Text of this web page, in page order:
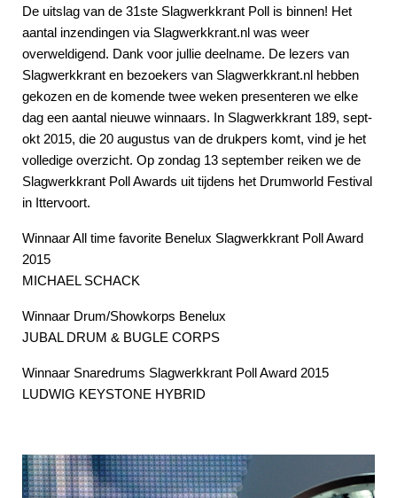
De uitslag van de 31ste Slagwerkkrant Poll is binnen! Het
aantal inzendingen via Slagwerkkrant.nl was weer
overweldigend. Dank voor jullie deelname. De lezers van
Slagwerkkrant en bezoekers van Slagwerkkrant.nl hebben
gekozen en de komende twee weken presenteren we elke
dag een aantal nieuwe winnaars. In Slagwerkkrant 189, sept-
okt 2015, die 20 augustus van de drukpers komt, vind je het
volledige overzicht. Op zondag 13 september reiken we de
Slagwerkkrant Poll Awards uit tijdens het Drumworld Festival
in Ittervoort.
Winnaar All time favorite Benelux Slagwerkkrant Poll Award
2015
MICHAEL SCHACK
Winnaar Drum/Showkorps Benelux
JUBAL DRUM & BUGLE CORPS
Winnaar Snaredrums Slagwerkkrant Poll Award 2015
LUDWIG KEYSTONE HYBRID